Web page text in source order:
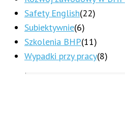
Safety English(22)
Subiektywnie(6)
Szkolenia BHP(11)
Wypadki przy pracy(8)